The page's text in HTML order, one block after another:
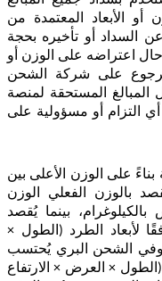
الأبعاد المعتمدة من
السداد أو تأخيره بحجة
حال اعتراضه على الوزن أو
على شركة الشحن
المبالغ المستحقة لمنصة
التزام أو مسؤولية على
على الوزن الأعلى بين
بالوزن الفعلي الوزن
بينما يُقصد
لأبعاد الطرد (الطول ×
وفي الشحن البري يُحتسب
(الطول × العرض × الارتفاع